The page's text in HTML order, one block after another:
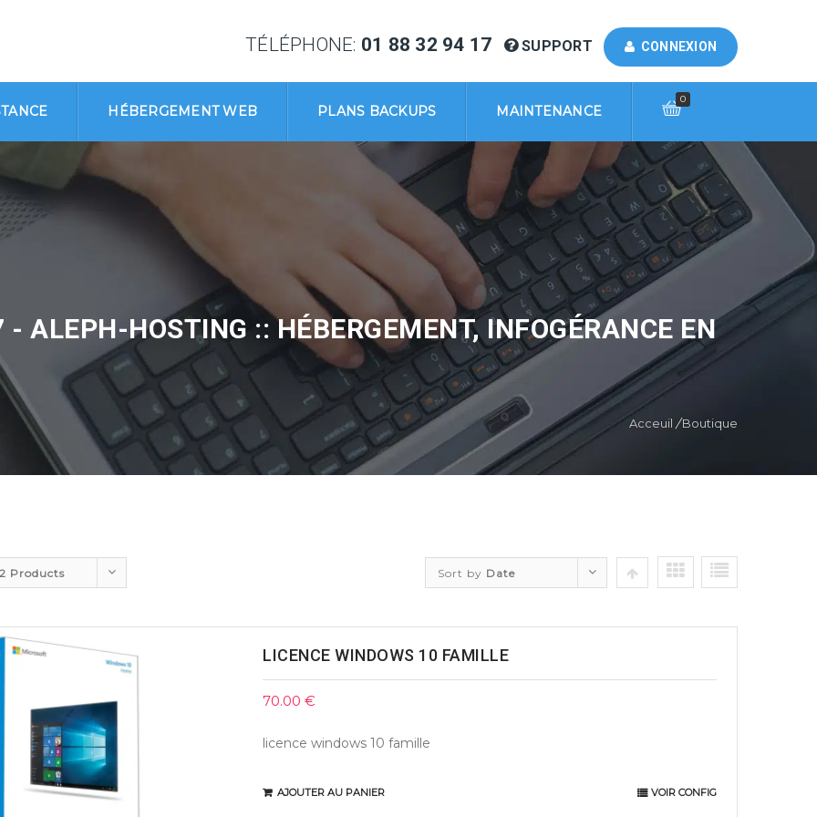
TÉLÉPHONE: 01 88 32 94 17 SUPPORT CONNEXION
0
HÉBERGEMENT WEB PLANS BACKUPS MAINTENANCE
ALEPH-HOSTING :: HÉBERGEMENT, INFOGÉRANCE EN
Acceuil /Boutique
Sort by Date
Products
LICENCE WINDOWS 10 FAMILLE
70.00€
licence windows 10 famille
AJOUTER AU PANIER VOIR CONFIG